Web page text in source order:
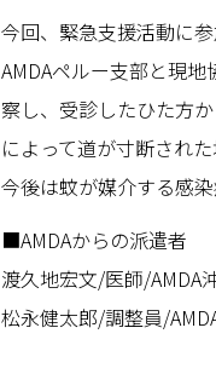
今回、緊急支援活動に
AMDAペルー支部と現
察し、受診したひた方
によって道が寸断され
今後は蚊が媒介する感
■AMDAからの派遣者
渡久地宏文/医師/AMDA
松永健太郎/調整員/